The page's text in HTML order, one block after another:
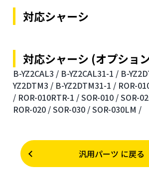
対応シャーシ
対応シャーシ (オプショ
B-YZ2CAL3 / B-YZ2CAL31-1 / B-
YZ2DTM3 / B-YZ2DTM31-1 / ROR-
/ ROR-010RTR-1 /SOR-010 /SOR-
ROR-020 /SOR-030 /SOR-030LM /
汎用パーツ に戻る